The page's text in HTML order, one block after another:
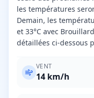
les températures
Demain, les
et 33°C avec
détaillées ci-dessous
VENT
14 km/h